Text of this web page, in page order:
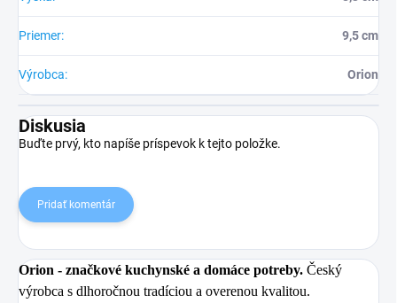
Priemer: 9,5 cm
Výrobca: Orion
Diskusia
Buďte prvý, kto napíše príspevok k tejto položke.
Pridať komentár
Orion - značkové kuchynské a domáce potreby. Český
výrobca s dlhoročnou tradíciou a overenou kvalitou.